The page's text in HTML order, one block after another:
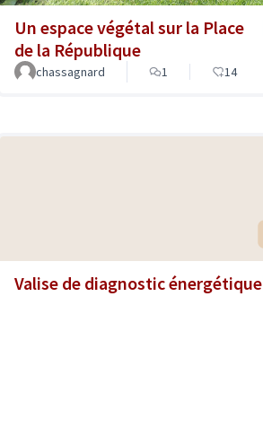
Un espace végétal sur la Place
de la République
chassagnard 1 14
Valise de diagnostic énergétique